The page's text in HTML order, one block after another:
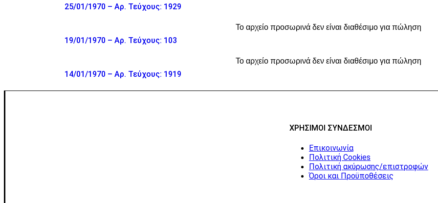
25/01/1970 – Αρ. Τεύχους: 1929
Το αρχείο προσωρινά δεν είναι διαθέσιμο για πώληση
19/01/1970 – Αρ. Τεύχους: 103
Το αρχείο προσωρινά δεν είναι διαθέσιμο για πώληση
14/01/1970 – Αρ. Τεύχους: 1919
ΧΡΗΣΙΜΟΙ ΣΥΝΔΕΣΜΟΙ
Επικοινωνία
Πολιτική Cookies
Πολιτική ακύρωσης/επιστροφών
Όροι και Προϋποθέσεις